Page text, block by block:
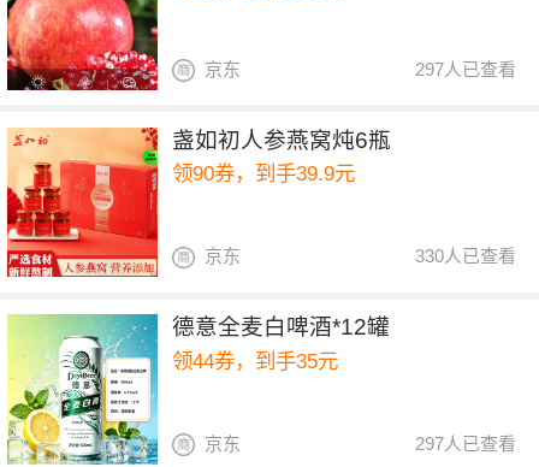
297人已查看
京东
盏如初人参燕窝炖6瓶
领90券，到手39.9元
330人已查看
京东
德意全麦白啤酒*12罐
领44券，到手35元
297人已查看
京东